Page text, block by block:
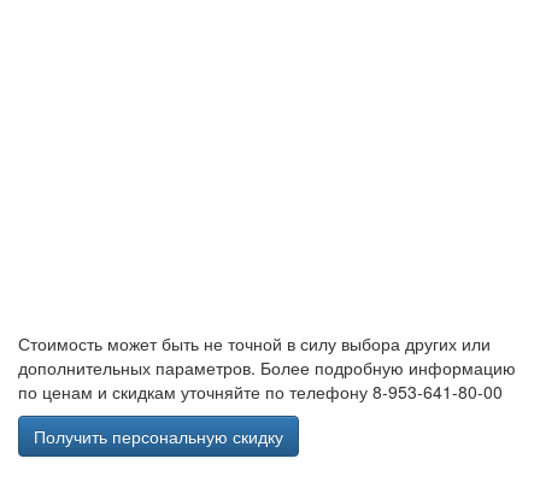
Стоимость может быть не точной в силу выбора других или
дополнительных параметров. Более подробную информацию
по ценам и скидкам уточняйте по телефону 8-953-641-80-00
Получить персональную скидку